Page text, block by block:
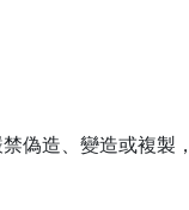
偽造、變造或複